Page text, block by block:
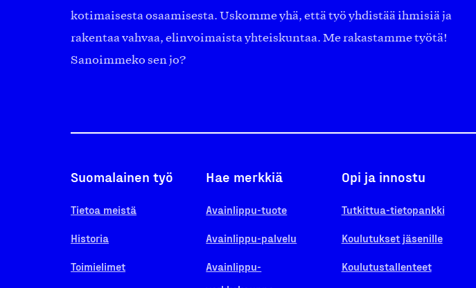
kotimaisesta osaamisesta. Uskomme yhä, että työ yhdistää ihmisiä ja
rakentaa vahvaa, elinvoimaista yhteiskuntaa. Me rakastamme työtä!
Sanoimmeko sen jo?
Suomalainen työ
Tietoa meistä
Historia
Toimielimet
Hae merkkiä
Avainlippu-tuote
Avainlippu-palvelu
Avainlippu-
Opi ja innostu
Tutkittua-tietopankki
Koulutukset jäsenille
Koulutustallenteet